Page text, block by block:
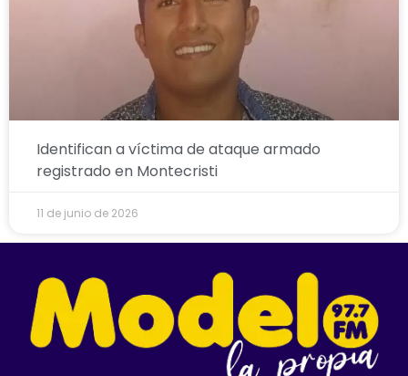
Identifican a víctima de ataque armado
registrado en Montecristi
11 de junio de 2026